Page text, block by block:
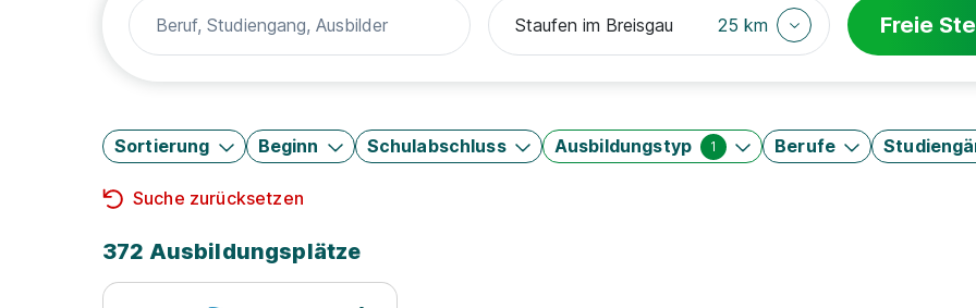
25 km Freie
Sortierung Beginn Schulabschluss Ausbildungstyp 1 Berufe
Suche zurücksetzen
372 Ausbildungsplätze